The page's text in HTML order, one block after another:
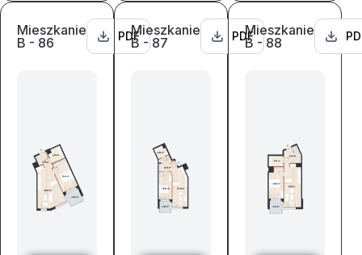
Mieszkanie
B - 86
PDFMieszkanie
B - 87
PDFMieszkanie
B - 88